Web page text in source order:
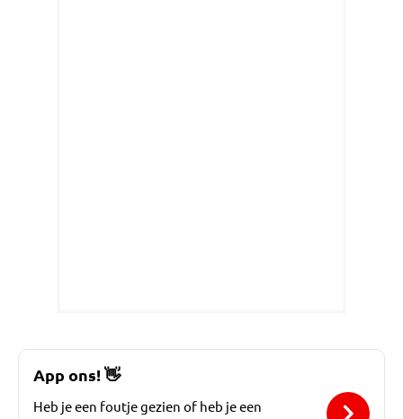
App ons!👋
Heb je een foutje gezien of heb je een